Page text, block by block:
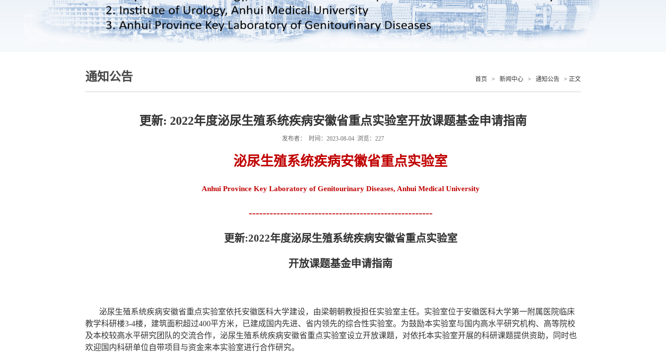
通知公告 首页 > 新闻中心 > 通知公告 > 正文
更新: 2022年度泌尿生殖系统疾病安徽省重点实验室开放课题基金申请指南
发布者： 时间：2023-08-04 浏览： 227
泌尿生殖系统疾病安徽省重点实验室
Anhui Province Key Laboratory of Genitourinary Diseases, Anhui Medical University
-----------------------------------------------------
更新:2022年度泌尿生殖系统疾病安徽省重点实验室
开放课题基金申请指南
泌尿生殖系统疾病安徽省重点实验室依托安徽医科大学建设，由梁朝朝教授担任实验室主任。实验室位于安徽医科大学第一附属医院临床
教学科研楼3-4楼，建筑面积超过400平方米，已建成国内先进、省内领先的综合性实验室。为鼓励本实验室与国内高水平研究机构、高等院校
及本校较高水平研究团队的交流合作，泌尿生殖系统疾病安徽省重点实验室设立开放课题，对依托本实验室开展的科研课题提供资助，同时也
欢迎国内科研单位自带项目与资金来本实验室进行合作研究。